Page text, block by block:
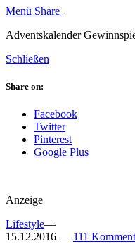
Menü Share
Adventskalender
Schließen
Share on:
Facebook
Twitter
Pinterest
Google Plus
Anzeige
Lifestyle—
15.12.2016 — 111